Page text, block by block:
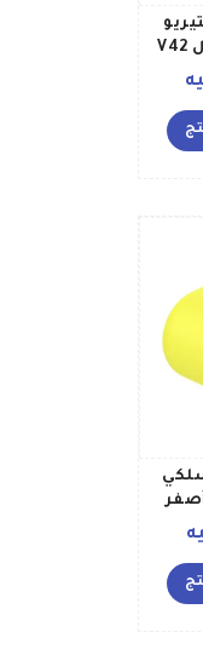
لاسلكي محمول V42